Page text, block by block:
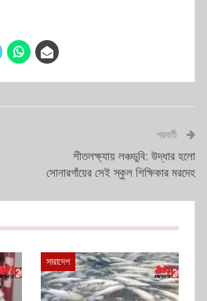
পরবর্তী
শীতলক্ষ্যায় লঞ্চডুবি: উদ্ধার হলো
সোনারগাঁয়ের সেই স্কুল শিক্ষিকার মরদেহ
সারাদেশ